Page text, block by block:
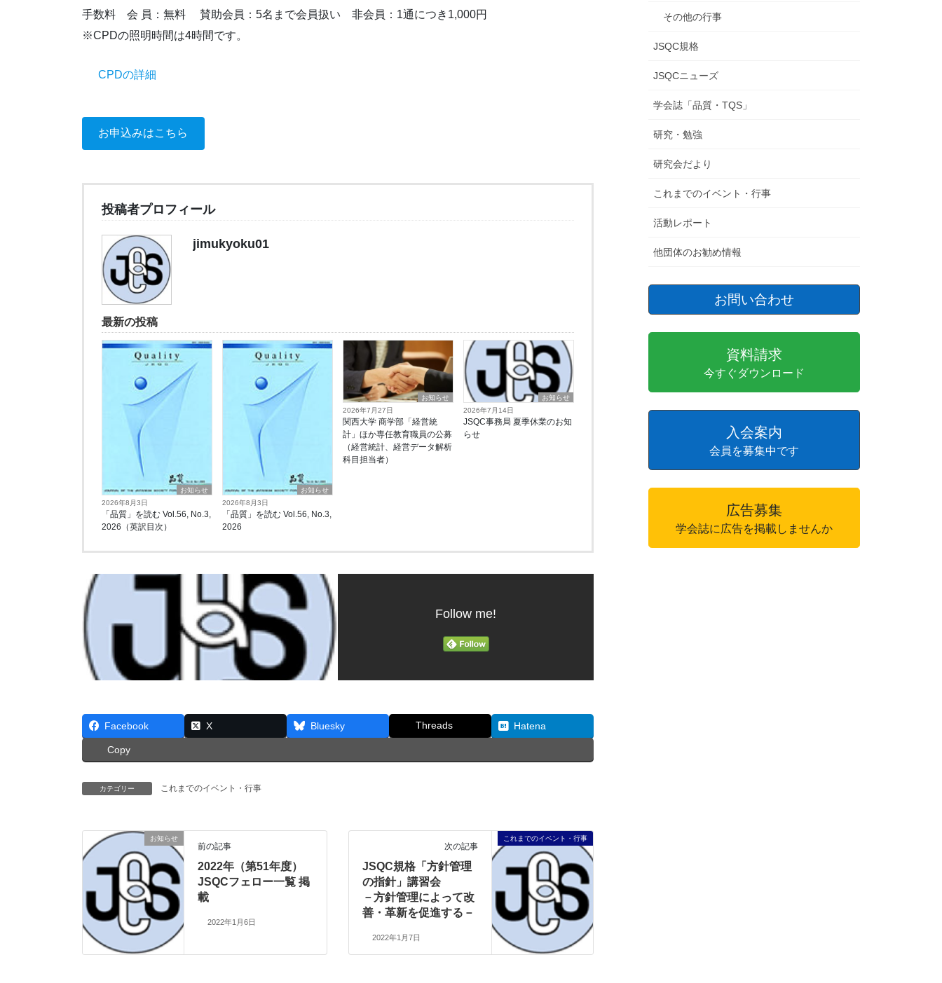
手数料 会 員：無料 賛助会員：5名まで会員扱い 非会員：1通につき1,000円
※CPDの照明時間は4時間です。
CPDの詳細
お申込みはこちら
投稿者プロフィール
jimukyoku01
最新の投稿
お知らせ
2026年8月3日
「品質」を読む Vol.56, No.3,
2026（英訳目次）
お知らせ
2026年8月3日
「品質」を読む Vol.56, No.3,
2026
お知らせ
2026年7月27日
関西大学 商学部「経営統
計」ほか専任教育職員の公募
（経営統計、経営データ解析
科目担当者）
お知らせ
2026年7月14日
JSQC事務局 夏季休業のお知
らせ
Follow me!
Facebook X Bluesky Threads Hatena
Copy
カテゴリー これまでのイベント・行事
お知らせ
前の記事
2022年（第51年度）
JSQCフェロー一覧 掲
載
2022年1月6日
これまでのイベント・行事
次の記事
JSQC規格「方針管理
の指針」講習会
－方針管理によって改
善・革新を促進する－
2022年1月7日
その他の行事
JSQC規格
JSQCニューズ
学会誌「品質・TQS」
研究・勉強
研究会だより
これまでのイベント・行事
活動レポート
他団体のお勧め情報
お問い合わせ
資料請求
今すぐダウンロード
入会案内
会員を募集中です
広告募集
学会誌に広告を掲載しませんか